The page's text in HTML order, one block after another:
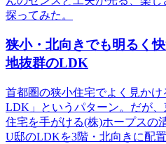
探ってみた。
狭小・北向きでも明るく
地抜群のLDK
首都圏の狭小住宅でよく見か
LDK」というパターン。だが
住宅を手がける(株)ホープスの
U邸のLDKを3階・北向きに配